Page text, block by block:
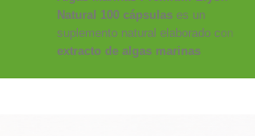
Natural 100 cápsulases un
suplemento natural elaborado con
extracto de algas marinas